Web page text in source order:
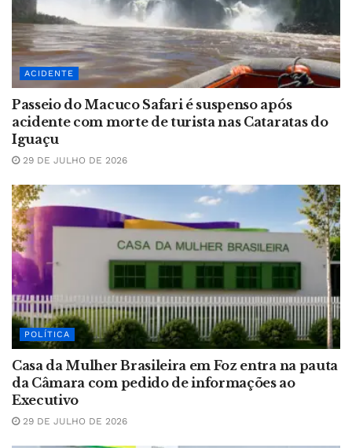
ACIDENTE
Passeio do Macuco Safari é suspenso após
acidente com morte de turista nas Cataratas do
Iguaçu
29 DE JULHO DE 2026
POLÍTICA
Casa da Mulher Brasileira em Foz entra na pauta
da Câmara com pedido de informações ao
Executivo
29 DE JULHO DE 2026